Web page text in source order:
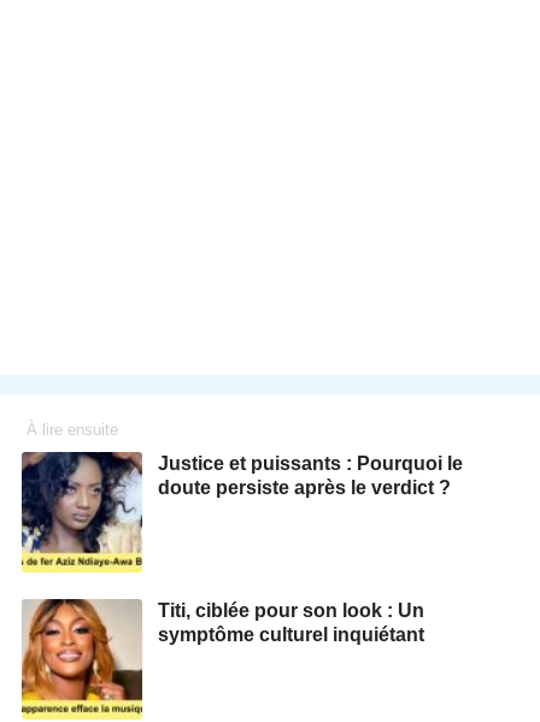
À lire ensuite
Justice et puissants : Pourquoi le
doute persiste après le verdict ?
Titi, ciblée pour son look : Un
symptôme culturel inquiétant